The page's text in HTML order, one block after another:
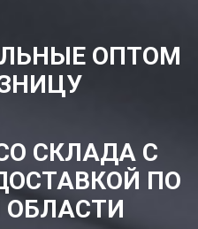
ОПТОМ
СКЛАДА С
ПО
ОБЛАСТИ